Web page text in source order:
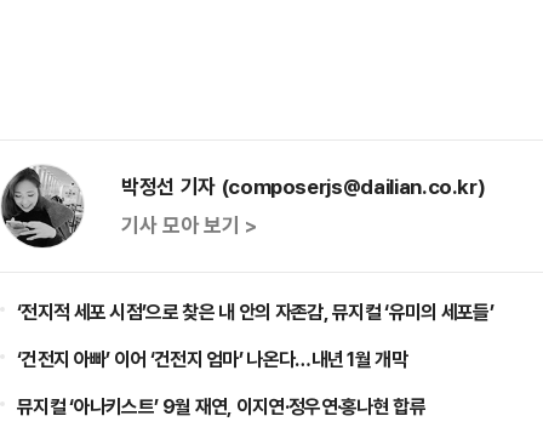
박정선 기자 (composerjs@dailian.co.kr)
기사 모아 보기 >
‘전지적 세포 시점’으로 찾은 내 안의 자존감, 뮤지컬 ‘유미의 세포들’
‘건전지 아빠’ 이어 ‘건전지 엄마’ 나온다…내년 1월 개막
뮤지컬 ‘아나키스트’ 9월 재연, 이지연·정우연·홍나현 합류